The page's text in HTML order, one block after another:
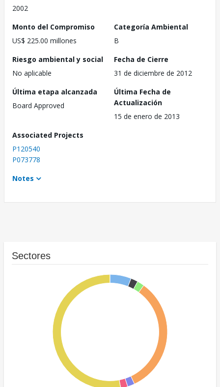
2002
Monto del Compromiso
US$ 225.00 millones
Categoría Ambiental
B
Riesgo ambiental y social
No aplicable
Fecha de Cierre
31 de diciembre de 2012
Última etapa alcanzada
Board Approved
Última Fecha de
Actualización
15 de enero de 2013
Associated Projects
P120540
P073778
Notes
Sectores